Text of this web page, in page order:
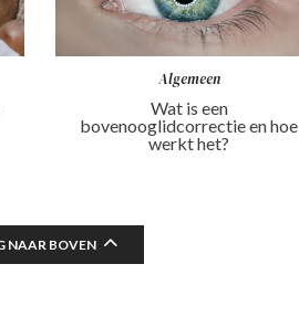
Algemeen
Wat is een
bovenooglidcorrectie en hoe
werkt het?
NAAR BOVEN